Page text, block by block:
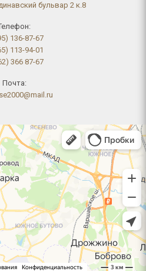
бульвар 2 к.8
136-87-67
113-94-01
366 87-67
Почта:
на карте Москвы, ближайшее метро
— Яндекс Карты